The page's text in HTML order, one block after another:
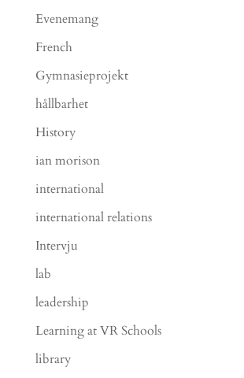
Evenemang
French
Gymnasieprojekt
hållbarhet
History
ian morison
international
international relations
Intervju
lab
leadership
Learning at VR Schools
library